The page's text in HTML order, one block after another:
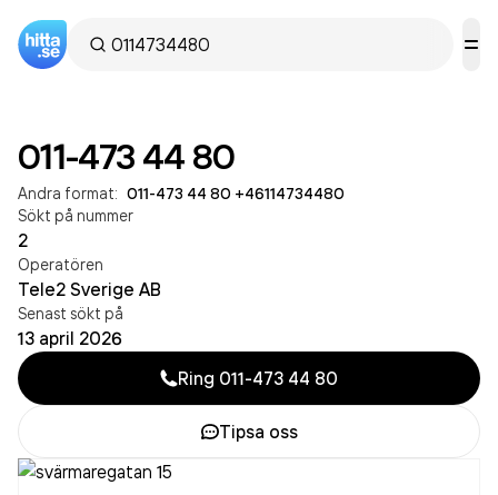
011-473 44 80
Andra format: 011-473 44 80 +46114734480
Sökt på nummer
2
Operatören
Tele2 Sverige AB
Senast sökt på
13 april 2026
Ring 011-473 44 80
Tipsa oss